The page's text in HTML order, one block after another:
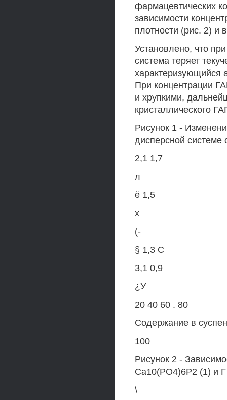
фармацевтических
зависимости
плотности (рис. 2) и
Установлено, что
система теряет
характеризующийся
При концентрации
и хрупкими,
кристаллического
Рисунок 1 -
дисперсной
2,1 1,7
л
ё 1,5
х
(-
§ 1,3 С
3,1 0,9
¿У
20 40 60 . 80
Содержание в
100
Рисунок 2 -
Са10(РО4)6Р2 (1) и
\